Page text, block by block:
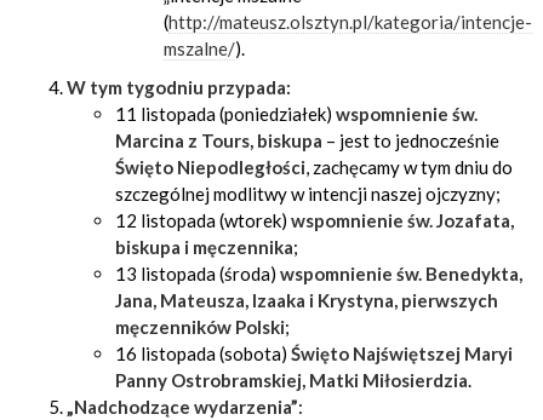
(http://mateusz.olsztyn.pl/kategoria/intencje-
mszalne/).
W tym tygodniu przypada:
11 listopada (poniedziałek) wspomnienie św.
Marcina z Tours, biskupa – jest to jednocześnie
Święto Niepodległości, zachęcamy w tym dniu do
szczególnej modlitwy w intencji naszej ojczyzny;
12 listopada (wtorek) wspomnienie św. Jozafata,
biskupa i męczennika;
13 listopada (środa) wspomnienie św. Benedykta,
Jana, Mateusza, Izaaka i Krystyna, pierwszych
męczenników Polski;
16 listopada (sobota) Święto Najświętszej Maryi
Panny Ostrobramskiej, Matki Miłosierdzia.
„Nadchodzące wydarzenia”: